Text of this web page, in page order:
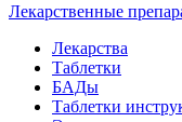
Лекарственные
Лекарства
Таблетки
БАДы
Таблетки